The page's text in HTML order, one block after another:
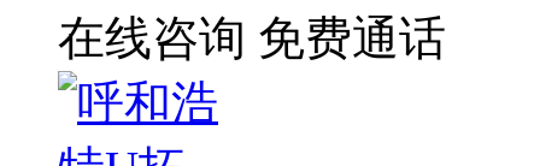
在线咨询 免费通话